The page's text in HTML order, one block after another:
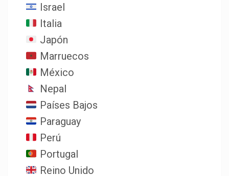
Israel
Italia
Japón
Marruecos
México
Nepal
Países Bajos
Paraguay
Perú
Portugal
Reino Unido